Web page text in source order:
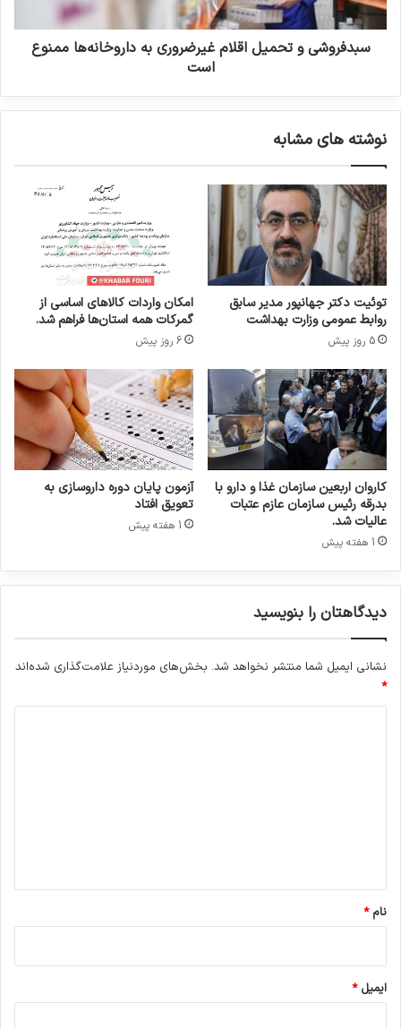
ت
ر
ا
ه
ص
ن
د
و
ق
ن
و
آ
و
ی
و
ش
و
ف
ا
ی
ی
ی
و
ا
ا
م
غ
ی
ر
ض
ر
و
ر
ی
ب
ه
د
ر
و
خ
ا
ن
ه
ا
م
ن
و
ع
ا
سبدفروشی و تحمیل اقلام غیرضروری به داروخانه‌ها ممنوع
است
نوشته های مشابه
توئیت دکتر جهانپور مدیر سابق
روابط عمومی وزارت بهداشت
5 روز پیش
امکان واردات کالاهای اساسی از
گمرکات همه استان‌ها فراهم شد.
6 روز پیش
کاروان اربعین سازمان غذا و دارو با
بدرقه رئیس سازمان عازم عتبات
عالیات شد.
1 هفته پیش
آزمون پایان دوره داروسازی به
تعویق افتاد
1 هفته پیش
دیدگاهتان را بنویسید
نشانی ایمیل شما منتشر نخواهد شد. بخش‌های موردنیاز علامت‌گذاری شده‌اند
*
نام*
ایمیل*